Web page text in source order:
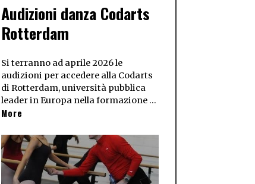
Audizioni danza Codarts
Rotterdam
Si terranno ad aprile 2026 le
audizioni per accedere alla Codarts
di Rotterdam, università pubblica
leader in Europa nella formazione …
More